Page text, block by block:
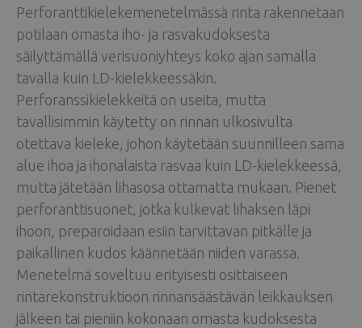
Perforanttikielekemenetelmässä rinta rakennetaan
potilaan omasta iho- ja rasvakudoksesta
säilyttämällä verisuoniyhteys koko ajan samalla
tavalla kuin LD-kielekkeessäkin.
Perforanssikielekkeitä on useita, mutta
tavallisimmin käytetty on rinnan ulkosivulta
otettava kieleke, johon käytetään suunnilleen sama
alue ihoa ja ihonalaista rasvaa kuin LD-kielekkeessä,
mutta jätetään lihasosa ottamatta mukaan. Pienet
perforanttisuonet, jotka kulkevat lihaksen läpi
ihoon, preparoidaan esiin tarvittavan pitkälle ja
paikallinen kudos käännetään niiden varassa.
Menetelmä soveltuu erityisesti osittaiseen
rintarekonstruktioon rinnansäästävän leikkauksen
jälkeen tai pieniin kokonaan omasta kudoksesta